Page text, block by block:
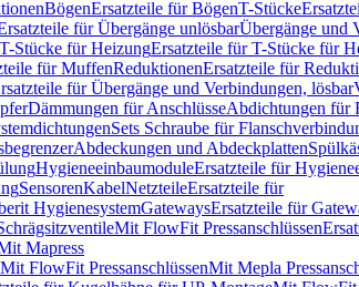
BögenErsatzteile für BögenT-Stücke
für Übergänge unlösbarÜbergänge und
T-Stücke für HeizungErsatzteile für T-Stücke für
für MuffenReduktionenErsatzteile für
für Übergänge und Verbindungen, lösbar
Dämmungen für AnschlüsseAbdichtungen für
Sets Schraube für
Abdeckungen und Abdeckplatten
HygieneeinbaumoduleErsatzteile für
SensorenKabelNetzteileErsatzteile für
HygienesystemGatewaysErsatzteile für
Mit FlowFit Pressanschlüssen
Mapress
FlowFit PressanschlüssenMit Mepla